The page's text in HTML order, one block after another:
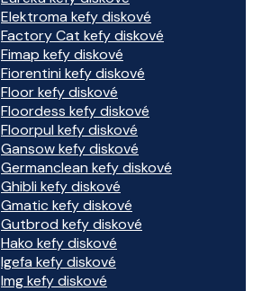
Elektroma kefy diskové
Factory Cat kefy diskové
Fimap kefy diskové
Fiorentini kefy diskové
Floor kefy diskové
Floordess kefy diskové
Floorpul kefy diskové
Gansow kefy diskové
Germanclean kefy diskové
Ghibli kefy diskové
Gmatic kefy diskové
Gutbrod kefy diskové
Hako kefy diskové
Igefa kefy diskové
Img kefy diskové